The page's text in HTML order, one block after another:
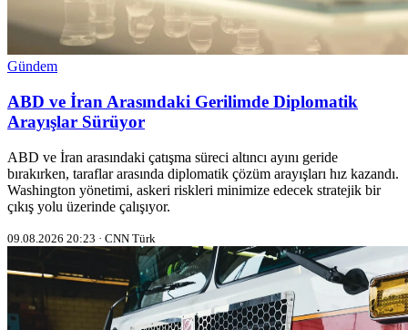
Gündem
ABD ve İran Arasındaki Gerilimde Diplomatik
Arayışlar Sürüyor
ABD ve İran arasındaki çatışma süreci altıncı ayını geride
bırakırken, taraflar arasında diplomatik çözüm arayışları hız kazandı.
Washington yönetimi, askeri riskleri minimize edecek stratejik bir
çıkış yolu üzerinde çalışıyor.
09.08.2026 20:23 · CNN Türk